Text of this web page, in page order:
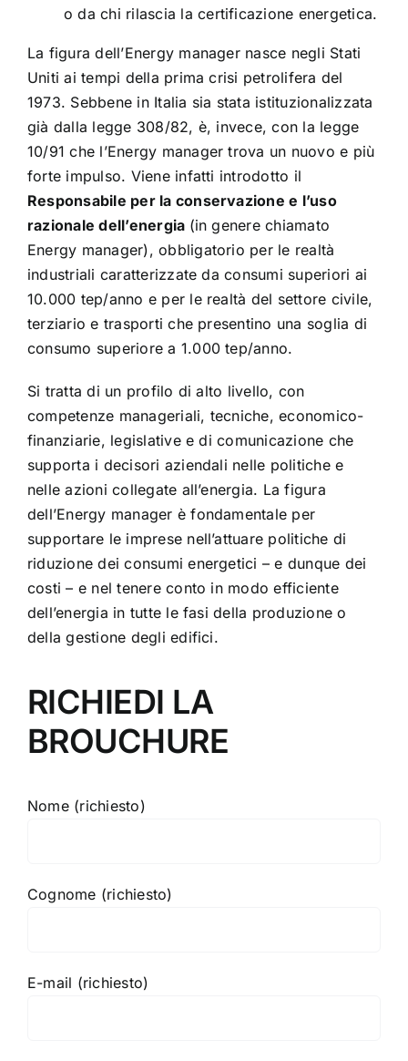
o da chi rilascia la certificazione energetica.
La figura dell’Energy manager nasce negli Stati
Uniti ai tempi della prima crisi petrolifera del
1973. Sebbene in Italia sia stata istituzionalizzata
già dalla legge 308/82, è, invece, con la legge
10/91 che l’Energy manager trova un nuovo e più
forte impulso. Viene infatti introdotto il
Responsabile per la conservazione e l’uso
razionale dell’energia (in genere chiamato
Energy manager), obbligatorio per le realtà
industriali caratterizzate da consumi superiori ai
10.000 tep/anno e per le realtà del settore civile,
terziario e trasporti che presentino una soglia di
consumo superiore a 1.000 tep/anno.
Si tratta di un profilo di alto livello, con
competenze manageriali, tecniche, economico-
finanziarie, legislative e di comunicazione che
supporta i decisori aziendali nelle politiche e
nelle azioni collegate all’energia. La figura
dell’Energy manager è fondamentale per
supportare le imprese nell’attuare politiche di
riduzione dei consumi energetici – e dunque dei
costi – e nel tenere conto in modo efficiente
dell’energia in tutte le fasi della produzione o
della gestione degli edifici.
RICHIEDI LA
BROUCHURE
Nome (richiesto)
Cognome (richiesto)
E-mail (richiesto)